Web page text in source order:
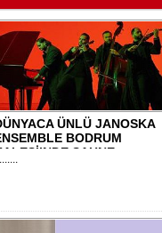
ÜNLÜ JANOSKA
BODRUM
SAHNE